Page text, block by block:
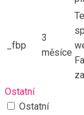
_fbp
3
měsíce
Ostatní
Ostatní